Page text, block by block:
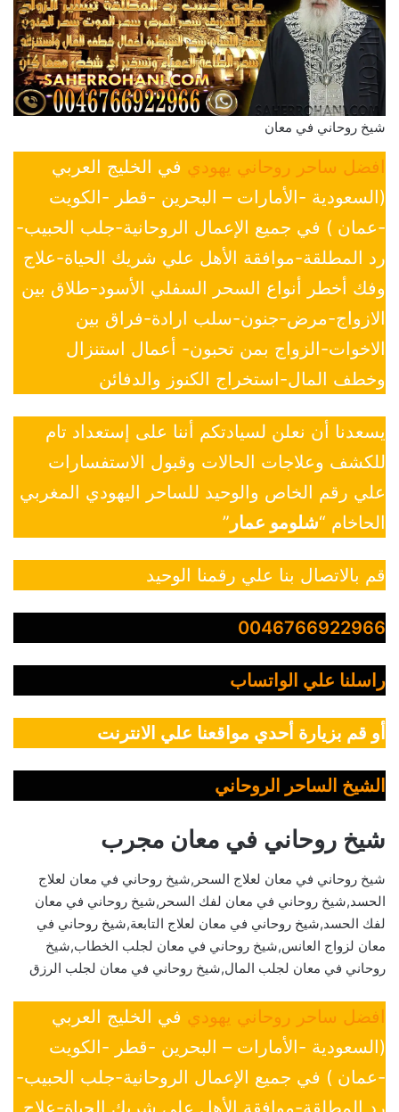
شيخ روحاني في معان
افضل ساحر روحاني يهودي في الخليج العربي
(السعودية -الأمارات – البحرين -قطر -الكويت
-عمان ) في جميع الإعمال الروحانية-جلب الحبيب-
رد المطلقة-موافقة الأهل علي شريك الحياة-علاج
وفك أخطر أنواع السحر السفلي الأسود-طلاق بين
الازواج-مرض-جنون-سلب ارادة-فراق بين
الاخوات-الزواج بمن تحبون- أعمال استنزال
وخطف المال-استخراج الكنوز والدفائن
يسعدنا أن نعلن لسيادتكم أننا على إستعداد تام
للكشف وعلاجات الحالات وقبول الاستفسارات
علي رقم الخاص والوحيد للساحر اليهودي المغربي
الحاخام “شلومو عمار ”
قم بالاتصال بنا علي رقمنا الوحيد
0046766922966
راسلنا علي الواتساب
أو قم بزيارة أحدي مواقعنا علي الانترنت
الشيخ الساحر الروحاني
شيخ روحاني في معان مجرب
شيخ روحاني في معان لعلاج السحر,شيخ روحاني في معان لعلاج
الحسد,شيخ روحاني في معان لفك السحر,شيخ روحاني في معان
لفك الحسد,شيخ روحاني في معان لعلاج التابعة,شيخ روحاني في
معان لزواج العانس,شيخ روحاني في معان لجلب الخطاب,شيخ
روحاني في معان لجلب المال,شيخ روحاني في معان لجلب الرزق
افضل ساحر روحاني يهودي في الخليج العربي
(السعودية -الأمارات – البحرين -قطر -الكويت
-عمان ) في جميع الإعمال الروحانية-جلب الحبيب-